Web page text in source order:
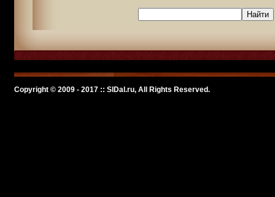
Copyright © 2009 - 2017 :: SlDal.ru, All Rights Reserved.